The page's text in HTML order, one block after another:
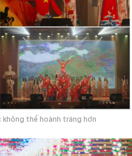
thể hoành tráng hơn